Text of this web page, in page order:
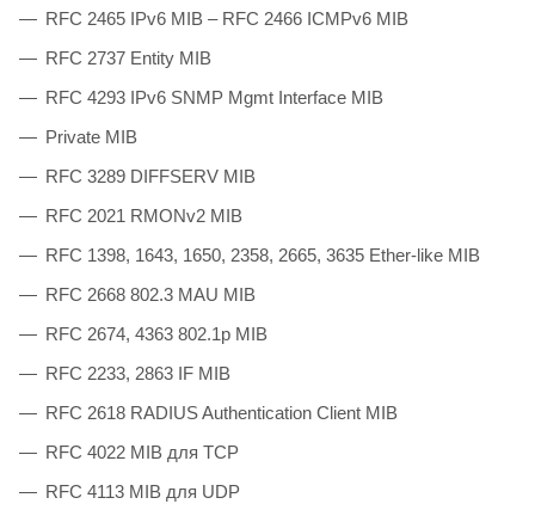
RFC 2465 IPv6 MIB – RFC 2466 ICMPv6 MIB
RFC 2737 Entity MIB
RFC 4293 IPv6 SNMP Mgmt Interface MIB
Private MIB
RFC 3289 DIFFSERV MIB
RFC 2021 RMONv2 MIB
RFC 1398, 1643, 1650, 2358, 2665, 3635 Ether-like MIB
RFC 2668 802.3 MAU MIB
RFC 2674, 4363 802.1p MIB
RFC 2233, 2863 IF MIB
RFC 2618 RADIUS Authentication Client MIB
RFC 4022 MIB для TCP
RFC 4113 MIB для UDP